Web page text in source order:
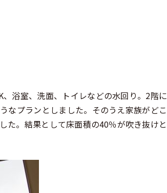
浴室、洗面、トイレなどの水回り。2階に
なプランとしました。そのうえ家族がどこ
た。結果として床面積の40％が吹き抜けと